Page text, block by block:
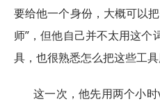
要给他一个身份，大概可以
师”，但他自己并不太用这个
具，也很熟悉怎么把这些工具
这一次，他先用两个小